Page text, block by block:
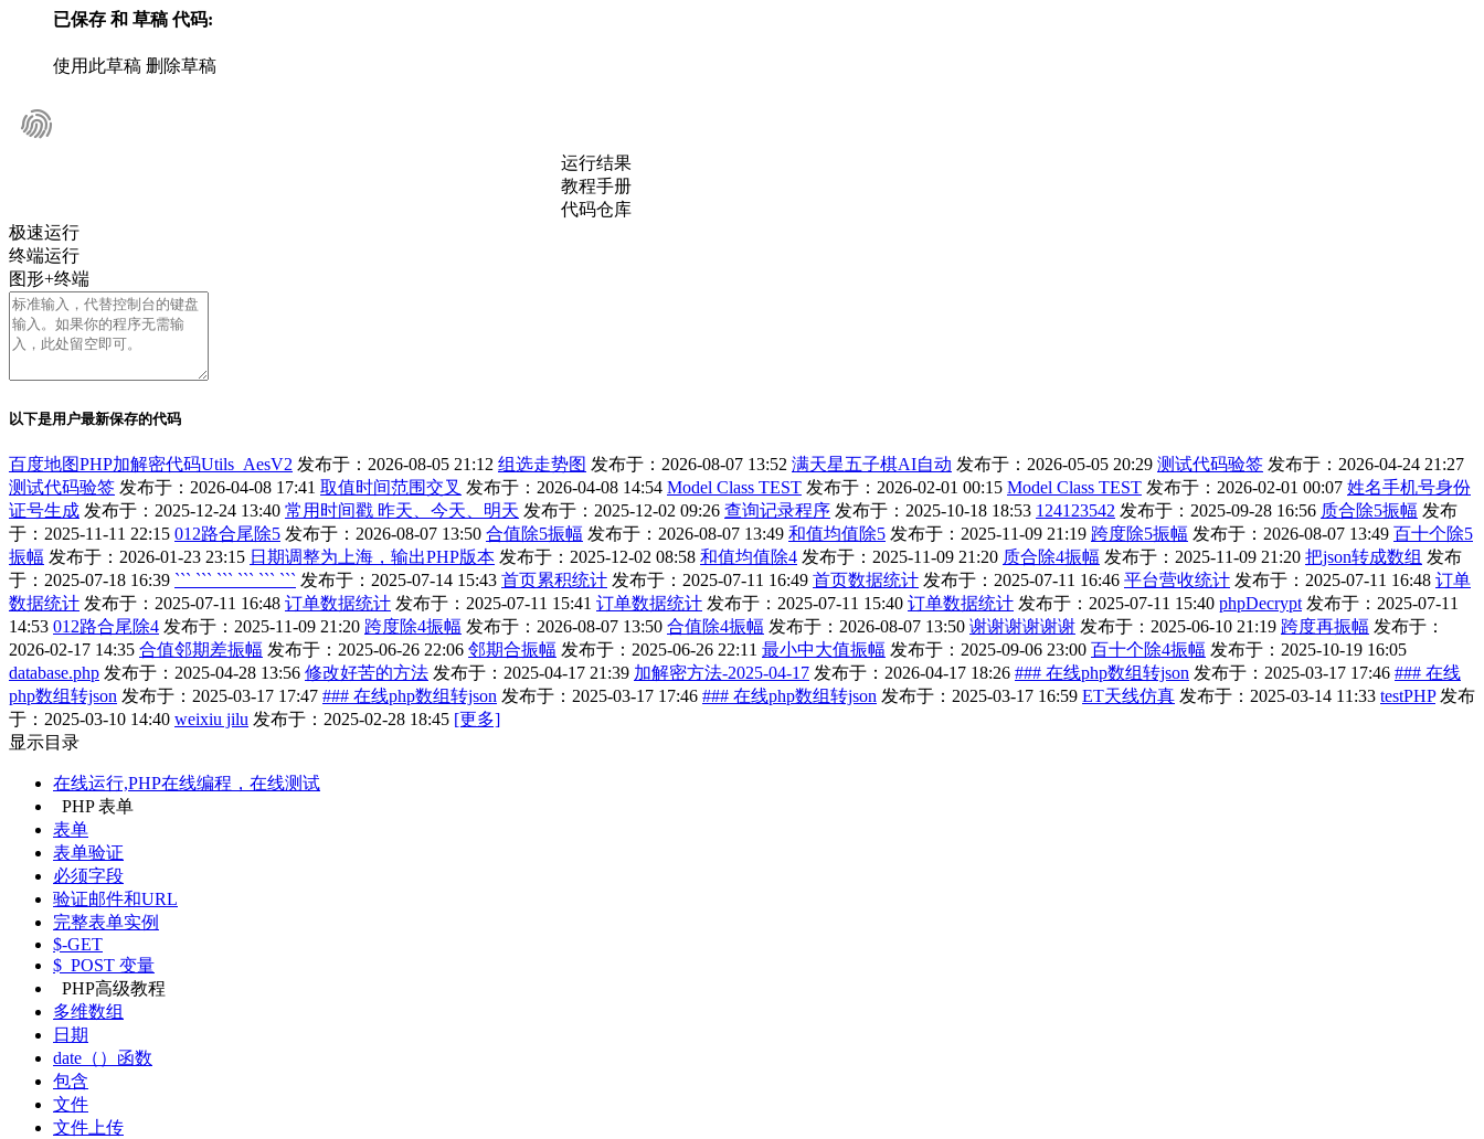
已保存 和 草稿代码:
使用此草稿 删除草稿
运行结果
教程手册
代码仓库
极速运行
终端运行
图形+终端
以下是用户最新保存的代码
百度地图PHP加解密代码Utils_AesV2 发布于：2026-08-05 21:12 组选走势图 发布于：2026-08-07 13:52 满天星五子棋AI自动 发布于：2026-05-05 20:29 测试代码验签 发布于：2026-04-24 21:27
测试代码验签 发布于：2026-04-08 17:41 取值时间范围交叉 发布于：2026-04-08 14:54 Model Class TEST 发布于：2026-02-01 00:15 Model Class TEST 发布于：2026-02-01 00:07 姓名手机号身份
证号生成 发布于：2025-12-24 13:40 常用时间戳 昨天、今天、明天 发布于：2025-12-02 09:26 查询记录程序 发布于：2025-10-18 18:53 124123542 发布于：2025-09-28 16:56 质合除5振幅 发布
于：2025-11-11 22:15 012路合尾除5 发布于：2026-08-07 13:50 合值除5振幅 发布于：2026-08-07 13:49 和值均值除5 发布于：2025-11-09 21:19 跨度除5振幅 发布于：2026-08-07 13:49 百十个除5
振幅 发布于：2026-01-23 23:15 日期调整为上海，输出PHP版本 发布于：2025-12-02 08:58 和值均值除4 发布于：2025-11-09 21:20 质合除4振幅 发布于：2025-11-09 21:20 把json转成数组 发布
于：2025-07-18 16:39 ``` ``` ``` ``` ``` ``` 发布于：2025-07-14 15:43 首页累积统计 发布于：2025-07-11 16:49 首页数据统计 发布于：2025-07-11 16:46 平台营收统计 发布于：2025-07-11 16:48 订单
数据统计 发布于：2025-07-11 16:48 订单数据统计 发布于：2025-07-11 15:41 订单数据统计 发布于：2025-07-11 15:40 订单数据统计 发布于：2025-07-11 15:40 phpDecrypt 发布于：2025-07-11
14:53 012路合尾除4 发布于：2025-11-09 21:20 跨度除4振幅 发布于：2026-08-07 13:50 合值除4振幅 发布于：2026-08-07 13:50 谢谢谢谢谢谢 发布于：2025-06-10 21:19 跨度再振幅 发布于：
2026-02-17 14:35 合值邻期差振幅 发布于：2025-06-26 22:06 邻期合振幅 发布于：2025-06-26 22:11 最小中大值振幅 发布于：2025-09-06 23:00 百十个除4振幅 发布于：2025-10-19 16:05
database.php 发布于：2025-04-28 13:56 修改好苦的方法 发布于：2025-04-17 21:39 加解密方法-2025-04-17 发布于：2026-04-17 18:26 ### 在线php数组转json 发布于：2025-03-17 17:46 ### 在线
php数组转json 发布于：2025-03-17 17:47 ### 在线php数组转json 发布于：2025-03-17 17:46 ### 在线php数组转json 发布于：2025-03-17 16:59 ET天线仿真 发布于：2025-03-14 11:33 testPHP 发布
于：2025-03-10 14:40 weixiu jilu 发布于：2025-02-28 18:45 [更多]
显示目录
在线运行,PHP在线编程，在线测试
PHP 表单
表单
表单验证
必须字段
验证邮件和URL
完整表单实例
$-GET
$_POST 变量
PHP高级教程
多维数组
日期
date（）函数
包含
文件
文件上传